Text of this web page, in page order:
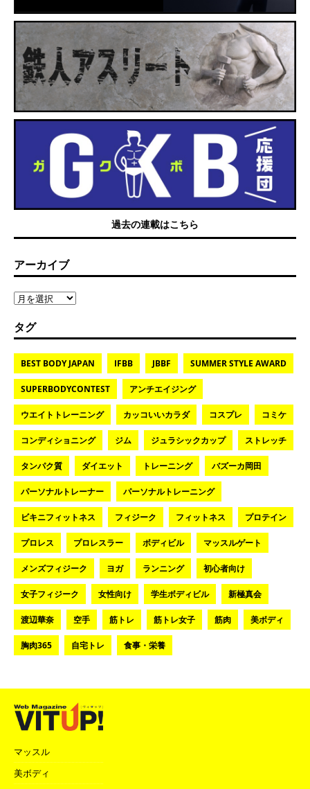
過去の連載はこちら
アーカイブ
タグ
BEST BODY JAPAN IFBB JBBF SUMMER STYLE AWARD
SUPERBODYCONTEST アンチエイジング
ウエイトトレーニング カッコいいカラダ コスプレ コミケ
コンディショニング ジム ジュラシックカップ ストレッチ
タンパク質 ダイエット トレーニング バズーカ岡田
パーソナルトレーナー パーソナルトレーニング
ビキニフィットネス フィジーク フィットネス プロテイン
プロレス プロレスラー ボディビル マッスルゲート
メンズフィジーク ヨガ ランニング 初心者向け
女子フィジーク 女性向け 学生ボディビル 新極真会
渡辺華奈 空手 筋トレ 筋トレ女子 筋肉 美ボディ
胸肉365 自宅トレ 食事・栄養
マッスル
美ボディ